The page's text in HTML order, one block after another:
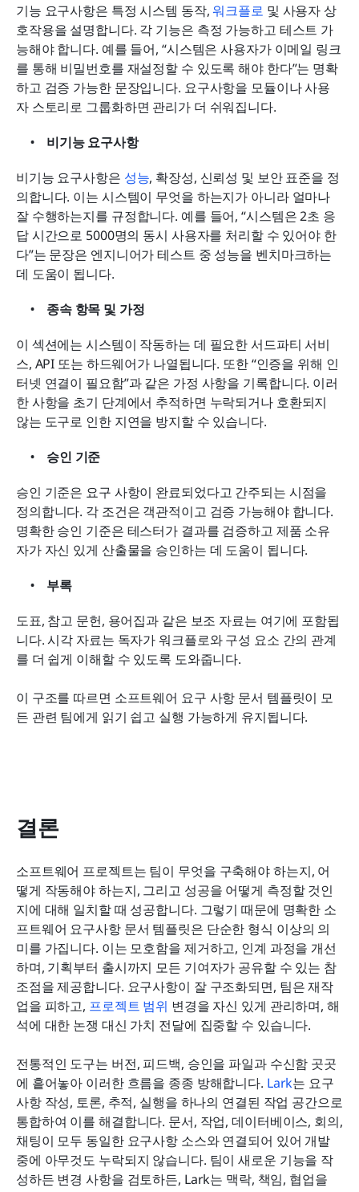
기능 요구사항은 특정 시스템 동작, 워크플로 및 사용자 상
호작용을 설명합니다. 각 기능은 측정 가능하고 테스트 가
능해야 합니다. 예를 들어, “시스템은 사용자가 이메일 링크
를 통해 비밀번호를 재설정할 수 있도록 해야 한다”는 명확
하고 검증 가능한 문장입니다. 요구사항을 모듈이나 사용
자 스토리로 그룹화하면 관리가 더 쉬워집니다.
비기능 요구사항
비기능 요구사항은 성능, 확장성, 신뢰성 및 보안 표준을 정
의합니다. 이는 시스템이 무엇을 하는지가 아니라 얼마나
잘 수행하는지를 규정합니다. 예를 들어, “시스템은 2초 응
답 시간으로 5000명의 동시 사용자를 처리할 수 있어야 한
다”는 문장은 엔지니어가 테스트 중 성능을 벤치마크하는
데 도움이 됩니다.
종속 항목 및 가정
이 섹션에는 시스템이 작동하는 데 필요한 서드파티 서비
스, API 또는 하드웨어가 나열됩니다. 또한 “인증을 위해 인
터넷 연결이 필요함”과 같은 가정 사항을 기록합니다. 이러
한 사항을 초기 단계에서 추적하면 누락되거나 호환되지
않는 도구로 인한 지연을 방지할 수 있습니다.
승인 기준
승인 기준은 요구 사항이 완료되었다고 간주되는 시점을
정의합니다. 각 조건은 객관적이고 검증 가능해야 합니다.
명확한 승인 기준은 테스터가 결과를 검증하고 제품 소유
자가 자신 있게 산출물을 승인하는 데 도움이 됩니다.
부록
도표, 참고 문헌, 용어집과 같은 보조 자료는 여기에 포함됩
니다. 시각 자료는 독자가 워크플로와 구성 요소 간의 관계
를 더 쉽게 이해할 수 있도록 도와줍니다.
이 구조를 따르면 소프트웨어 요구 사항 문서 템플릿이 모
든 관련 팀에게 읽기 쉽고 실행 가능하게 유지됩니다.
결론
소프트웨어 프로젝트는 팀이 무엇을 구축해야 하는지, 어
떻게 작동해야 하는지, 그리고 성공을 어떻게 측정할 것인
지에 대해 일치할 때 성공합니다. 그렇기 때문에 명확한 소
프트웨어 요구사항 문서 템플릿은 단순한 형식 이상의 의
미를 가집니다. 이는 모호함을 제거하고, 인계 과정을 개선
하며, 기획부터 출시까지 모든 기여자가 공유할 수 있는 참
조점을 제공합니다. 요구사항이 잘 구조화되면, 팀은 재작
업을 피하고, 프로젝트 범위 변경을 자신 있게 관리하며, 해
석에 대한 논쟁 대신 가치 전달에 집중할 수 있습니다.
전통적인 도구는 버전, 피드백, 승인을 파일과 수신함 곳곳
에 흩어놓아 이러한 흐름을 종종 방해합니다. Lark는 요구
사항 작성, 토론, 추적, 실행을 하나의 연결된 작업 공간으로
통합하여 이를 해결합니다. 문서, 작업, 데이터베이스, 회의,
채팅이 모두 동일한 요구사항 소스와 연결되어 있어 개발
중에 아무것도 누락되지 않습니다. 팀이 새로운 기능을 작
성하든 변경 사항을 검토하든, Lark는 맥락, 책임, 협업을